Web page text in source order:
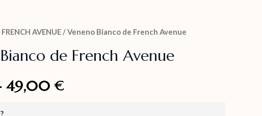
FRENCH AVENUE/ Veneno Bianco de French Avenue
de French Avenue
49,00€